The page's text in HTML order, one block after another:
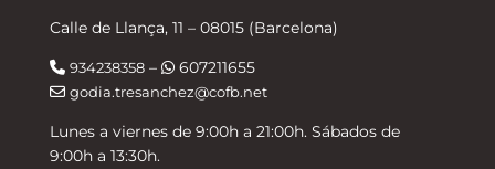
Calle de Llança, 11 – 08015 (Barcelona)
934238358– 607211655
godia.tresanchez@cofb.net
Lunes a viernes de 9:00h a 21:00h. Sábados de
9:00h a 13:30h.